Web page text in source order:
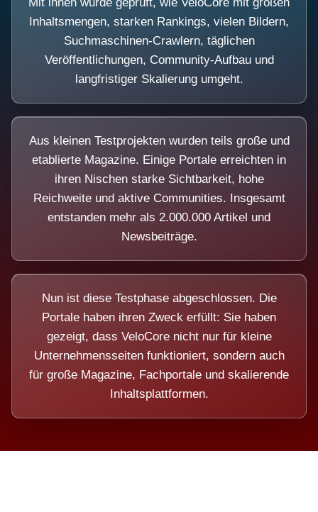
Mit ihnen wurde geprüft, wie VeloCore mit großen
Inhaltsmengen, starken Rankings, vielen Bildern,
Suchmaschinen-Crawlern, täglichen
Veröffentlichungen, Community-Aufbau und
langfristiger Skalierung umgeht.
Aus kleinen Testprojekten wurden teils große und
etablierte Magazine. Einige Portale erreichten in
ihren Nischen starke Sichtbarkeit, hohe
Reichweite und aktive Communities. Insgesamt
entstanden mehr als 2.000.000 Artikel und
Newsbeiträge.
Nun ist diese Testphase abgeschlossen. Die
Portale haben ihren Zweck erfüllt: Sie haben
gezeigt, dass VeloCore nicht nur für kleine
Unternehmensseiten funktioniert, sondern auch
für große Magazine, Fachportale und skalierende
Inhaltsplattformen.